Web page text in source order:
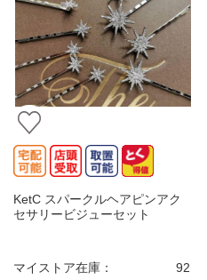
KetC スパークルヘアピンアク
セサリービジューセット
マイストア在庫： 92